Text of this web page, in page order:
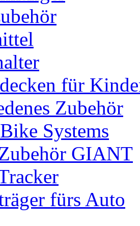
für
Zubehör
Systems
GIANT
fürs Auto